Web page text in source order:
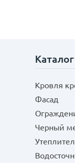
Каталог
Кровля
Фасад
Черный